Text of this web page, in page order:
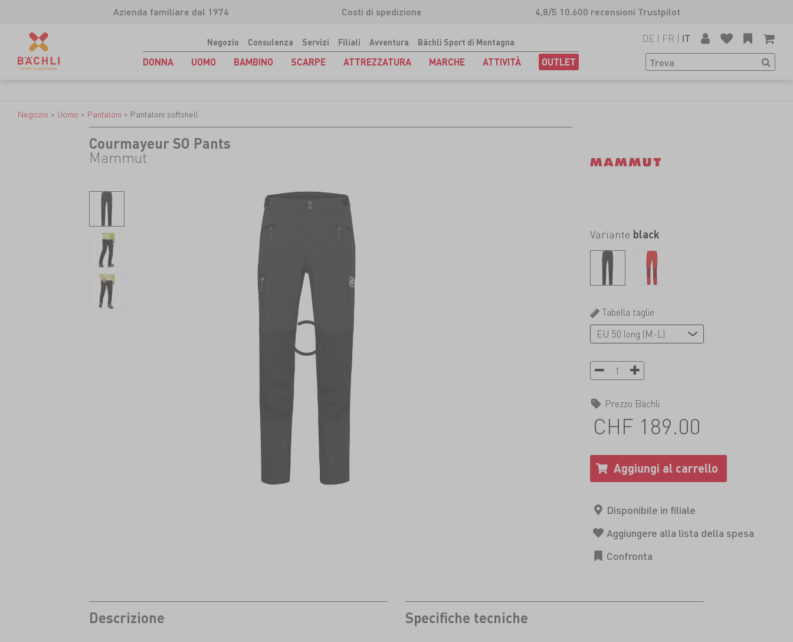
Azienda familiare dal 1974 Costi di spedizione 4,8/5 10.600 recensioni Trustpilot
Negozio Consulenza Servizi Filiali Avventura Bächli Sport di Montagna
DONNA UOMO BAMBINO SCARPE ATTREZZATURA MARCHE ATTIVITÀ OUTLET
DE | FR | IT
Negozio > Uomo > Pantaloni > Pantaloni softshell
Courmayeur SO Pants
Mammut
Variante black
Tabella taglie
Prezzo Bächli
CHF 189.00
Descrizione Specifiche tecniche